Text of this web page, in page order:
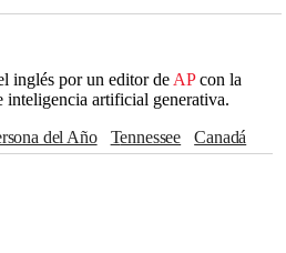
inglés por un editor de APcon la
inteligencia artificial generativa.
del Año Tennessee
Canadá